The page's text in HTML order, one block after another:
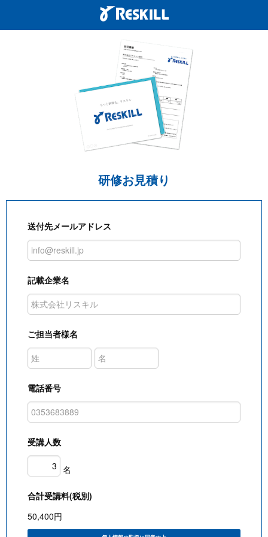
研修お見積り
送付先メールアドレス
記載企業名
ご担当者様名
電話番号
受講人数
名
合計受講料(税別)
50,400円